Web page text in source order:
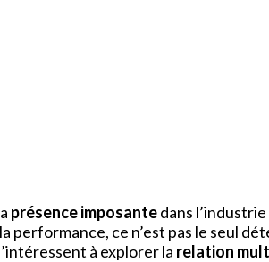
présence imposantedans
performance, ce n’est pas le seul
à explorer la relation